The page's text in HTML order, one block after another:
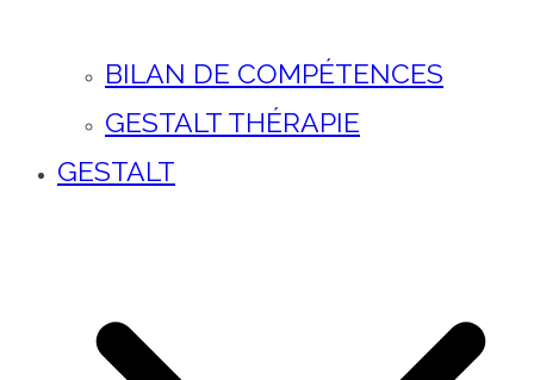
BILAN DE COMPÉTENCES
GESTALT THÉRAPIE
GESTALT